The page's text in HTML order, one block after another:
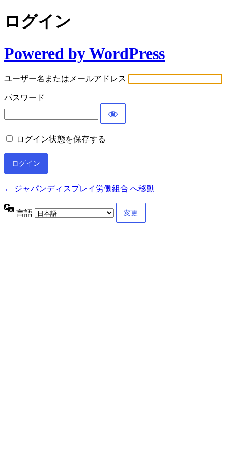
ログイン
Powered by WordPress
ユーザー名またはメールアドレス
パスワード
ログイン状態を保存する
← ジャパンディスプレイ労働組合 へ移動
言語